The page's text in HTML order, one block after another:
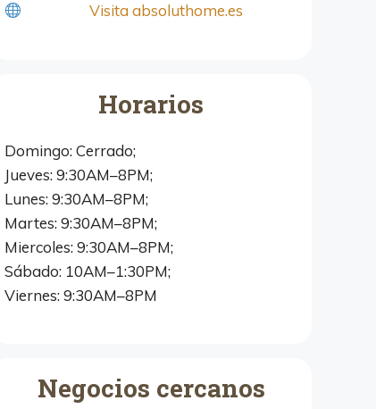
Visita absoluthome.es
Horarios
Domingo: Cerrado;
Jueves: 9:30AM–8PM;
Lunes: 9:30AM–8PM;
Martes: 9:30AM–8PM;
Miercoles: 9:30AM–8PM;
Sábado: 10AM–1:30PM;
Viernes: 9:30AM–8PM
Negocios cercanos